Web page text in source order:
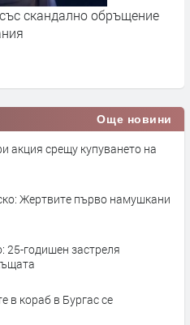
скандално обръщение
Още новини
акция срещу купуването на
Жертвите първо намушкани
25-годишен застреля
в кораб в Бургас се